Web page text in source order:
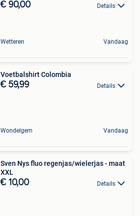
€ 90,00 Details
Wetteren Vandaag
Voetbalshirt Colombia
€ 59,99 Details
Wondelgem Vandaag
Sven Nys fluo regenjas/wielerjas - maat
XXL
€ 10,00 Details